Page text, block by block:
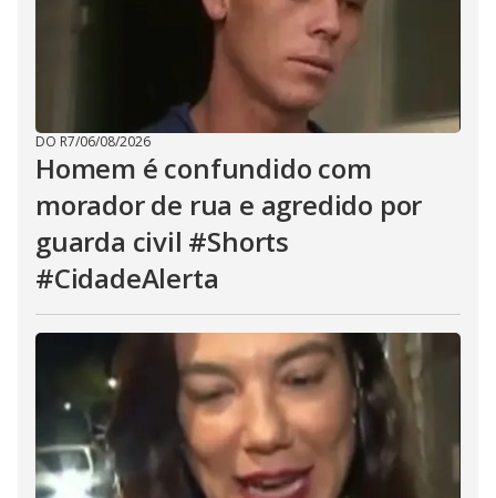
DO R7/06/08/2026
Homem é confundido com
morador de rua e agredido por
guarda civil #Shorts
#CidadeAlerta